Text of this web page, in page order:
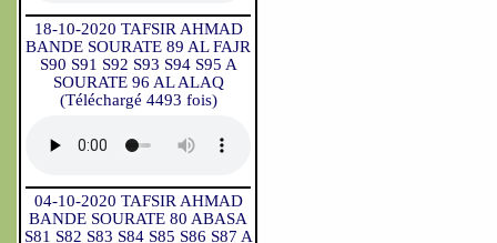
18-10-2020 TAFSIR AHMAD
BANDE SOURATE 89 AL FAJR
S90 S91 S92 S93 S94 S95 A
SOURATE 96 AL ALAQ
(Téléchargé 4493 fois)
04-10-2020 TAFSIR AHMAD
BANDE SOURATE 80 ABASA
S81 S82 S83 S84 S85 S86 S87 A